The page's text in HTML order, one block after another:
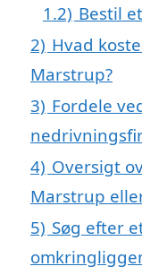
1.2) Bestil
2) Hvad
Marstrup?
3) Fordele
4) Oversigt
Marstrup
5) Søg efter